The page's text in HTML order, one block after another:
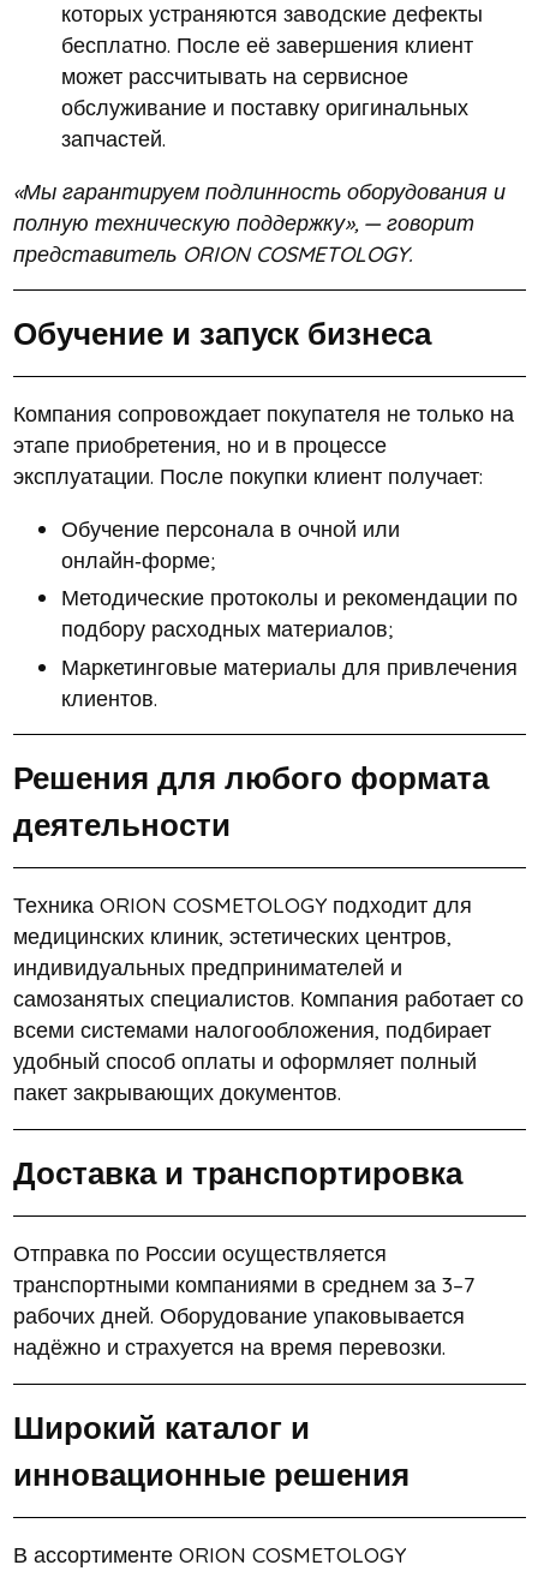
которых устраняются заводские дефекты
бесплатно. После её завершения клиент
может рассчитывать на сервисное
обслуживание и поставку оригинальных
запчастей.
«Мы гарантируем подлинность оборудования и
полную техническую поддержку», — говорит
представитель ORION COSMETOLOGY.
Обучение и запуск бизнеса
Компания сопровождает покупателя не только на
этапе приобретения, но и в процессе
эксплуатации. После покупки клиент получает:
Обучение персонала в очной или
онлайн‑форме;
Методические протоколы и рекомендации по
подбору расходных материалов;
Маркетинговые материалы для привлечения
клиентов.
Решения для любого формата
деятельности
Техника ORION COSMETOLOGY подходит для
медицинских клиник, эстетических центров,
индивидуальных предпринимателей и
самозанятых специалистов. Компания работает со
всеми системами налогообложения, подбирает
удобный способ оплаты и оформляет полный
пакет закрывающих документов.
Доставка и транспортировка
Отправка по России осуществляется
транспортными компаниями в среднем за 3–7
рабочих дней. Оборудование упаковывается
надёжно и страхуется на время перевозки.
Широкий каталог и
инновационные решения
В ассортименте ORION COSMETOLOGY